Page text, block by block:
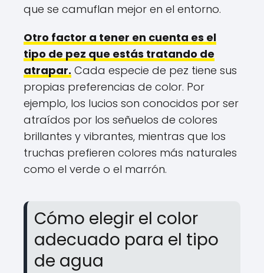
que se camuflan mejor en el entorno.
Otro factor a tener en cuenta es el
tipo de pez que estás tratando de
atrapar. Cada especie de pez tiene sus
propias preferencias de color. Por
ejemplo, los lucios son conocidos por ser
atraídos por los señuelos de colores
brillantes y vibrantes, mientras que los
truchas prefieren colores más naturales
como el verde o el marrón.
Cómo elegir el color
adecuado para el tipo
de agua